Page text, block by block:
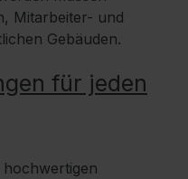
Mitarbeiter- und
Gebäuden.
für jeden
hochwertigen